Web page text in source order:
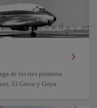
de los tres primeros
El Greco y Goya.